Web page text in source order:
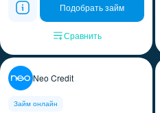
Подобрать займ
Сравнить
Neo Credit
Займ онлайн